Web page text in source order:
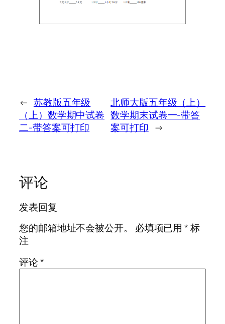
← 苏教版五年级
（上）数学期中试卷
二-带答案可打印
北师大版五年级（上）
数学期末试卷一-带答
案可打印 →
评论
发表回复
您的邮箱地址不会被公开。
必填项已用*标
注
评论*